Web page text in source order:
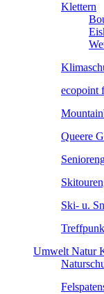
Klettern
ecopoint
Queere
Ski- u.
Umwelt Natur